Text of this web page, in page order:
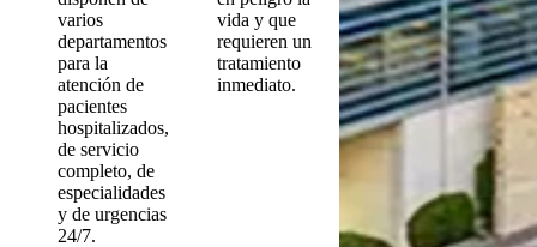
varios
departamentos
para la
atención de
pacientes
hospitalizados,
de servicio
completo, de
especialidades
y de urgencias
24/7.
vida y que
requieren un
tratamiento
inmediato.